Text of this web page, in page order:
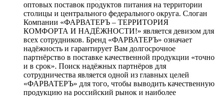
оптовых поставок продуктов питания на территории
столицы и центрального федерального округа. Слоган
Компании «ФАРВАТЕРЪ – ТЕРРИТОРИЯ
КОМФОРТА И НАДЁЖНОСТИ!» является девизом для
всех сотрудников. Бренд «ФАРВАТЕРЪ» означает
надёжность и гарантирует Вам долгосрочное
партнёрство в поставке качественной продукции «точно
и в срок». Поиск надёжных партнёров для
сотрудничества является одной из главных целей
«ФАРВАТЕРЪ» для того, чтобы выводить качественную
продукцию на российский рынок и наиболее